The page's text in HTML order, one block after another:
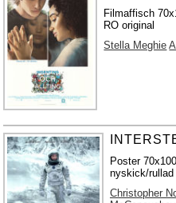
Filmaffisch
RO original
Stella Meghie
Poster
nyskick/rullad
Christopher